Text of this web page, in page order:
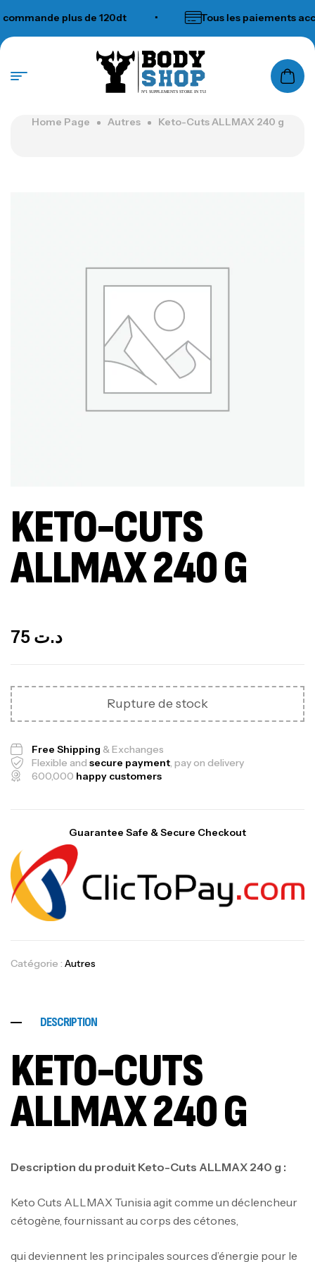
plus de 120dt Tous les paiements
N°1 SUPPLEMENTS STORE IN TUNISIA
Home Page Autres Keto-Cuts ALLMAX 240 g
KETO-CUTS
ALLMAX 240 G
د.ت
Rupture de stock
Free Shipping & Exchanges
Flexible and secure payment, pay on delivery
600,000 happy customers
Guarantee Safe & Secure Checkout
Catégorie : Autres
DESCRIPTION
KETO-CUTS
ALLMAX 240 G
Description du produit Keto-Cuts ALLMAX 240 g :
Keto Cuts ALLMAX Tunisia agit comme un déclencheur
cétogène, fournissant au corps des cétones,
qui deviennent les principales sources d’énergie pour le